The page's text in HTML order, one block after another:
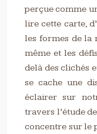
perçue comme
lire cette carte,
les formes de la
même et les
delà des clichés
se cache une
éclairer sur
travers l’étude
concentre sur le